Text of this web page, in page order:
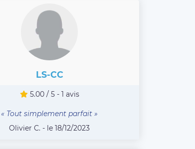
LS-CC
5.00 / 5 - 1 avis
« Tout simplement parfait »
Olivier C. - le 18/12/2023